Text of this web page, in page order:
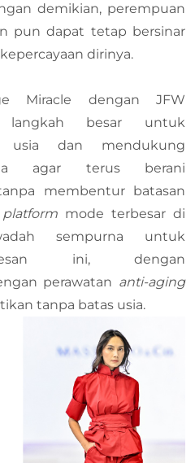
demikian, perempuan
pun dapat tetap bersinar
dirinya.
Miracle dengan JFW
langkah besar untuk
usia dan mendukung
agar terus berani
membentur batasan
platform mode terbesar di
sempurna untuk
ini, dengan
perawatan anti-aging
tanpa batas usia.